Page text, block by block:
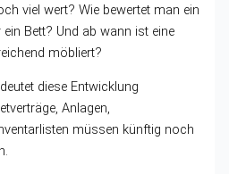
viel wert? Wie bewertet man ein
Bett? Und ab wann ist eine
möbliert?
diese Entwicklung
Anlagen,
müssen künftig noch